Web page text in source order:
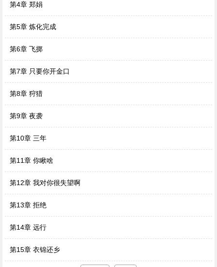
第4章 郑娟
第5章 炼化完成
第6章 飞掷
第7章 只要你开金口
第8章 狩猎
第9章 夜袭
第10章 三年
第11章 你瞅啥
第12章 我对你很失望啊
第13章 拒绝
第14章 远行
第15章 衣锦还乡